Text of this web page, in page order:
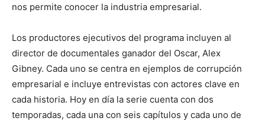
nos permite conocer la industria empresarial.
Los productores ejecutivos del programa incluyen al
director de documentales ganador del Oscar, Alex
Gibney. Cada uno se centra en ejemplos de corrupción
empresarial e incluye entrevistas con actores clave en
cada historia. Hoy en día la serie cuenta con dos
temporadas, cada una con seis capítulos y cada uno de